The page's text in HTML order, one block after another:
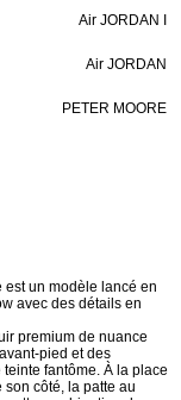
Air JORDAN I
Air JORDAN
PETER MOORE
est un modèle lancé en
avec des détails en
premium de nuance
pied et des
fantôme. À la place
côté, la patte au